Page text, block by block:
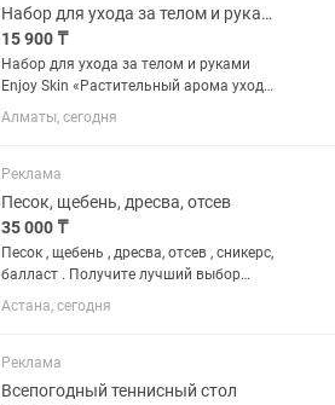
Набор для ухода за телом и руками
15 900 ₸
Набор для ухода за телом и руками
Enjoy Skin «Растительный арома уход»,
4 шага Комплексный уход с
натуральными растительными
кожи. Бережная формула подходит
для...
Алматы, сегодня
Реклама
Песок, щебень, дресва, отсев
35 000 ₸
Песок , щебень , дресва, отсев , сникерс,
балласт . Получите лучший выбор
сыпучих материалов для вашего
проекта с нашей помощью! Мы
песок, щебень и отсев, который...
Астана, сегодня
Реклама
Всепогодный теннисный стол